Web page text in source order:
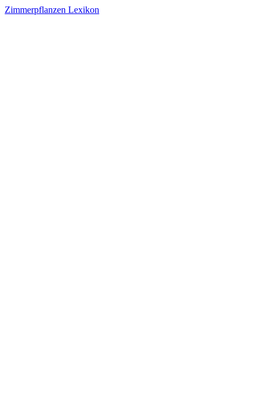
Zimmerpflanzen Lexikon